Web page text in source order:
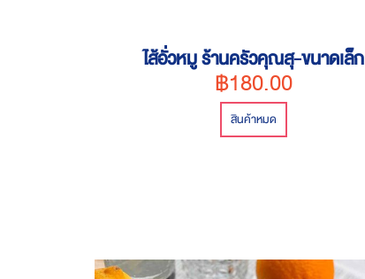
ไส้อั่วหมู ร้านครัวคุณสุ-ขนาดเล็ก
฿180.00
สินค้าหมด